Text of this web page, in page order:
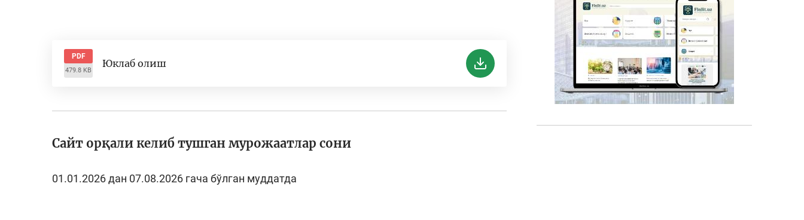
PDF
479.8 KB
Юклаб олиш
Сайт орқали келиб тушган мурожаатлар сони
01.01.2026 дан 07.08.2026 гача бўлган муддатда